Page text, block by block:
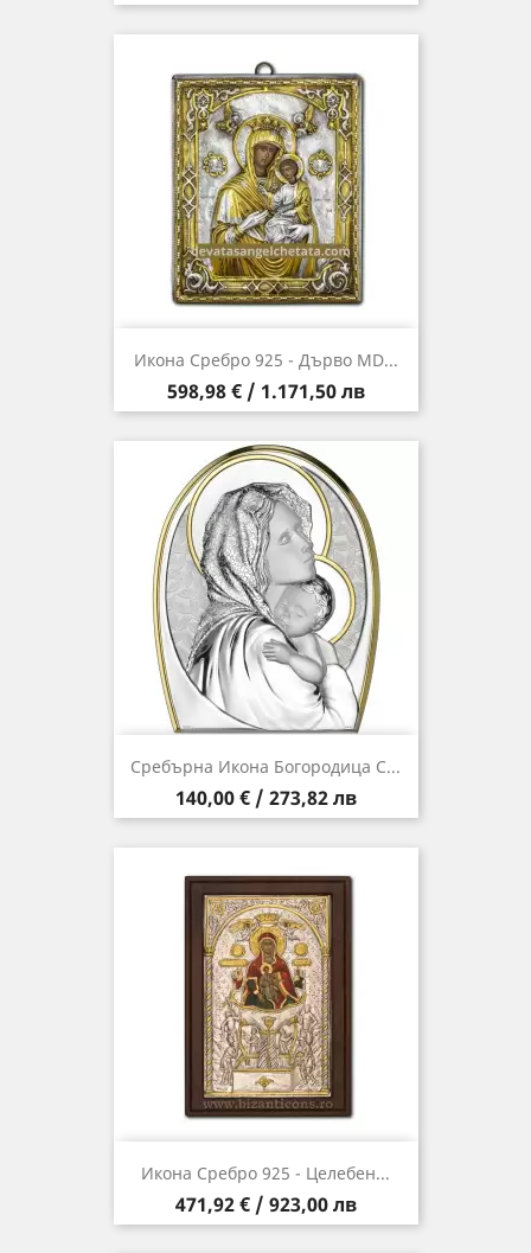
Икона Сребро 925 - Дърво MD...
Цена
598,98 € / 1.171,50 лв
Сребърна Икона Богородица С...
Цена
140,00 € / 273,82 лв
Икона Сребро 925 - Целебен...
Цена
471,92 € / 923,00 лв